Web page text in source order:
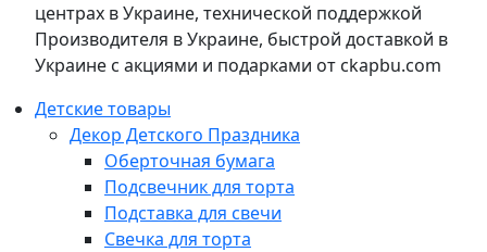
центрах в Украине, технической поддержкой
Производителя в Украине, быстрой доставкой в
Украине с акциями и подарками от ckapbu.com
Детские товары
Декор Детского Праздника
Оберточная бумага
Подсвечник для торта
Подставка для свечи
Свечка для торта